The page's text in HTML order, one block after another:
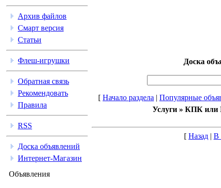
Архив файлов
Смарт версия
Статьи
Флеш-игрушки
Обратная связь
Рекомендовать
Правила
RSS
Доска объявлений
Интернет-Магазин
Объявления
Доска
[ Начало раздела | Популярные
Услуги » КПК
[ Назад | В